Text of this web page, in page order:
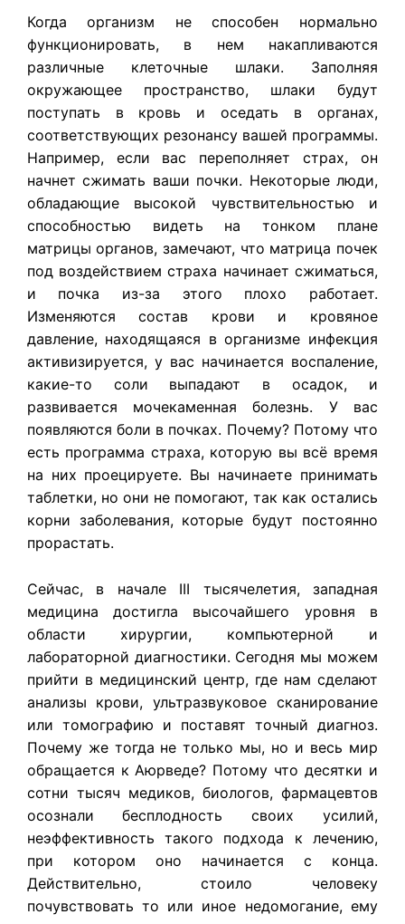
Когда организм не способен нормально
функционировать, в нем накапливаются
различные клеточные шлаки. Заполняя
окружающее пространство, шлаки будут
поступать в кровь и оседать в органах,
соответствующих резонансу вашей программы.
Например, если вас переполняет страх, он
начнет сжимать ваши почки. Некоторые люди,
обладающие высокой чувствительностью и
способностью видеть на тонком плане
матрицы органов, замечают, что матрица почек
под воздействием страха начинает сжиматься,
и почка из-за этого плохо работает.
Изменяются состав крови и кровяное
давление, находящаяся в организме инфекция
активизируется, у вас начинается воспаление,
какие-то соли выпадают в осадок, и
развивается мочекаменная болезнь. У вас
появляются боли в почках. Почему? Потому что
есть программа страха, которую вы всё время
на них проецируете. Вы начинаете принимать
таблетки, но они не помогают, так как остались
корни заболевания, которые будут постоянно
прорастать.
Сейчас, в начале III тысячелетия, западная
медицина достигла высочайшего уровня в
области хирургии, компьютерной и
лабораторной диагностики. Сегодня мы можем
прийти в медицинский центр, где нам сделают
анализы крови, ультразвуковое сканирование
или томографию и поставят точный диагноз.
Почему же тогда не только мы, но и весь мир
обращается к Аюрведе? Потому что десятки и
сотни тысяч медиков, биологов, фармацевтов
осознали бесплодность своих усилий,
неэффективность такого подхода к лечению,
при котором оно начинается с конца.
Действительно, стоило человеку
почувствовать то или иное недомогание, ему